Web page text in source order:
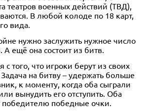
театров военных действий (ТВД),
В любой колоде по 18 карт,
вида.
нужно заслужить нужное число
ещё она состоит из битв.
с того, что игроки берут из своих
на битву – удержать больше
к моменту, когда оба сыграли
вынудить его отступить. Оба
победителю победные очки.